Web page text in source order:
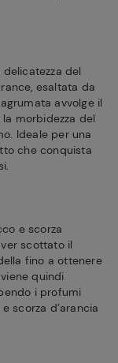
del
esaltata da
avvolge il
morbidezza del
Ideale per una
che conquista
e scorza
scottato il
fino a ottenere
quindi
i profumi
scorza d’arancia